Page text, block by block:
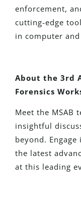
enforcement,
cutting-edge
in computer
About the 3rd
Forensics
Meet the MSAB
insightful
beyond.
the latest
at this leading